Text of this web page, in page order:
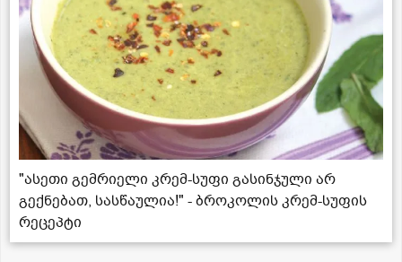
"ასეთი გემრიელი კრემ-სუფი გასინჯული არ
გექნებათ, სასწაულია!" - ბროკოლის კრემ-სუფის
რეცეპტი